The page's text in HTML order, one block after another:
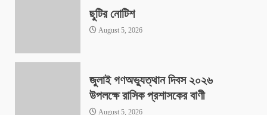
ছুটির নোটিশ
August 5, 2026
জুলাই গণঅভ্যুত্থান দিবস ২০২৬
উপলক্ষে রাসিক প্রশাসকের বাণী
August 5, 2026